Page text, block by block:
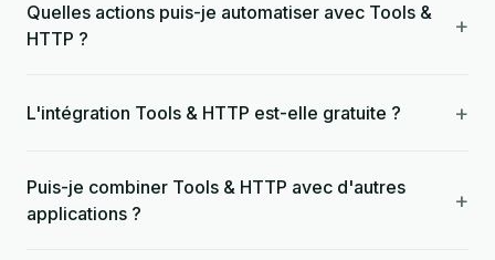
Quelles actions puis-je automatiser avec Tools &
HTTP ?
+
L'intégration Tools & HTTP est-elle gratuite ? +
Puis-je combiner Tools & HTTP avec d'autres
applications ?
+